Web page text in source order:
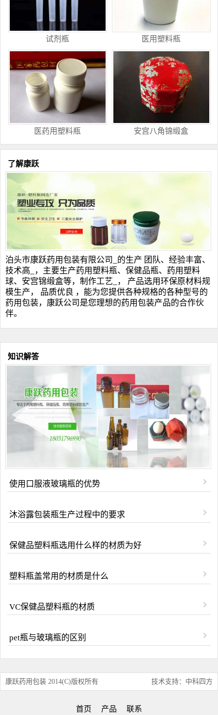
试剂瓶 医用塑料瓶
医药用塑料瓶 安宫八角锦缎盒
了解康跃
泊头市康跃药用包装有限公司_的生产 团队、经验丰富、
技术高_，主要生产药用塑料瓶、 保健品瓶、 药用塑料
球、安宫锦缎盒等，制作工艺_， 产品选用环保原材料规
模生产， 品质优良 ，能为您提供各种规格的各种型号的
药用包装，康跃公司是您理想的药用包装产品的合作伙
伴。
知识解答
使用口服液玻璃瓶的优势
沐浴露包装瓶生产过程中的要求
保健品塑料瓶选用什么样的材质为好
塑料瓶盖常用的材质是什么
VC保健品塑料瓶的材质
pet瓶与玻璃瓶的区别
康跃药用包装 2014(C)版权所有 技术支持：中科四方
首页 产品 联系